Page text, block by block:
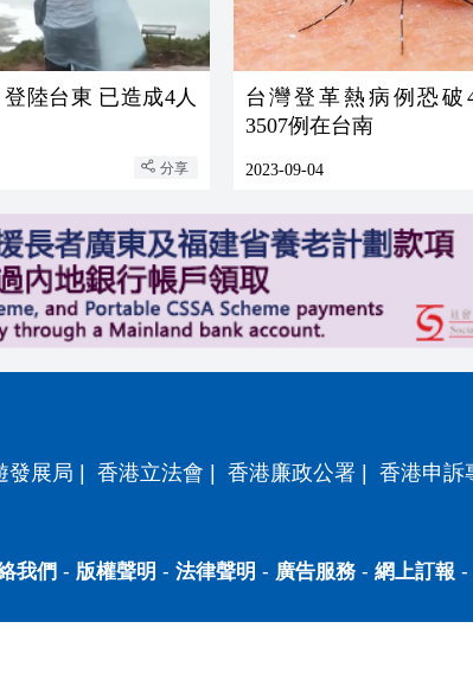
陸台東 已造成4人
分享
台灣登革熱病例恐破
3507例在台南
2023-09-04
發展局 | 香港立法會 | 香港廉政公署 | 香港申訴
我們 - 版權聲明 - 法律聲明 - 廣告服務- 網上訂報 -